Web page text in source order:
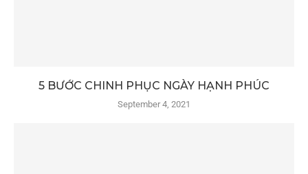
5 BƯỚC CHINH PHỤC NGÀY HẠNH PHÚC
September 4, 2021